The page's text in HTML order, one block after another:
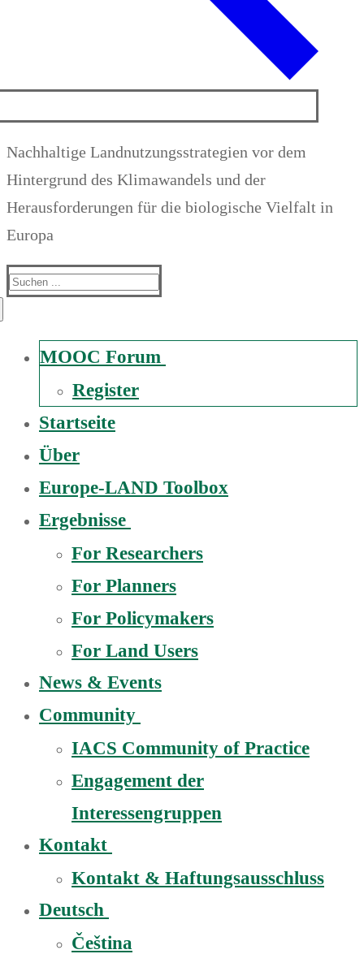
Nachhaltige Landnutzungsstrategien vor dem
Hintergrund des Klimawandels und der
Herausforderungen für die biologische Vielfalt in
Europa
Suchen
MOOC Forum
Register
Startseite
Über
Europe-LAND Toolbox
Ergebnisse
For Researchers
For Planners
For Policymakers
For Land Users
News & Events
Community
IACS Community of Practice
Engagement der
Interessengruppen
Kontakt
Kontakt & Haftungsausschluss
Deutsch
Čeština